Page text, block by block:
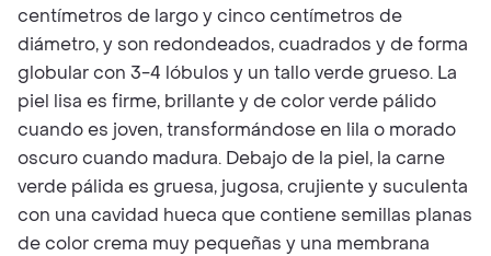
centímetros de largo y cinco centímetros de
diámetro, y son redondeados, cuadrados y de forma
globular con 3-4 lóbulos y un tallo verde grueso. La
piel lisa es firme, brillante y de color verde pálido
cuando es joven, transformándose en lila o morado
oscuro cuando madura. Debajo de la piel, la carne
verde pálida es gruesa, jugosa, crujiente y suculenta
con una cavidad hueca que contiene semillas planas
de color crema muy pequeñas y una membrana